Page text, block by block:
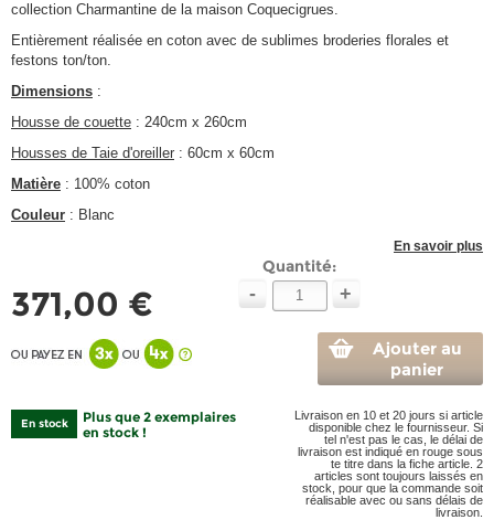
collection Charmantine de la maison Coquecigrues.
Entièrement réalisée en coton avec de sublimes broderies florales et
festons ton/ton.
Dimensions :
Housse de couette : 240cm x 260cm
Housses de Taie d'oreiller : 60cm x 60cm
Matière : 100% coton
Couleur : Blanc
En savoir plus
371,00 €
Quantité:
- +
Ajouter au
panier
En stock
Plus que 2 exemplaires
en stock !
Livraison en 10 et 20 jours si article
disponible chez le fournisseur. Si
tel n'est pas le cas, le délai de
livraison est indiqué en rouge sous
te titre dans la fiche article. 2
articles sont toujours laissés en
stock, pour que la commande soit
réalisable avec ou sans délais de
livraison.